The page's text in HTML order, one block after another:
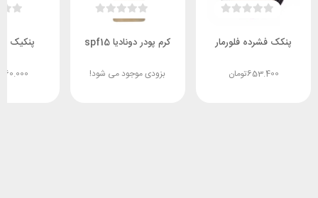
پنکک فشرده فلورمار
تومان653.400
کرم پودر دونادیا spf15
بزودی موجود می شود!
پنکیک